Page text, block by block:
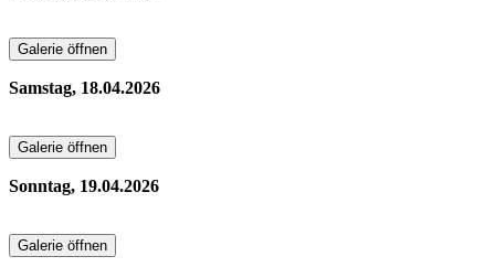
Galerie öffnen
Samstag, 18.04.2026
Galerie öffnen
Sonntag, 19.04.2026
Galerie öffnen